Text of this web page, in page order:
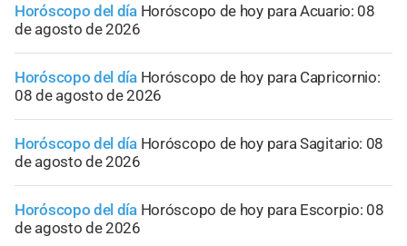
Horóscopo del día Horóscopo de hoy para Acuario: 08
de agosto de 2026
Horóscopo del día Horóscopo de hoy para Capricornio:
08 de agosto de 2026
Horóscopo del día Horóscopo de hoy para Sagitario: 08
de agosto de 2026
Horóscopo del día Horóscopo de hoy para Escorpio: 08
de agosto de 2026